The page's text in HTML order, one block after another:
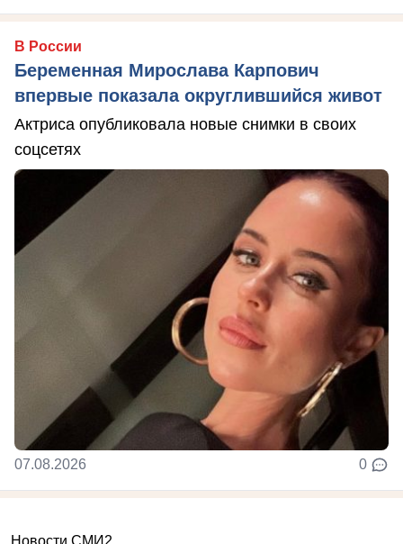
В России
Беременная Мирослава Карпович
впервые показала округлившийся живот
Актриса опубликовала новые снимки в своих
соцсетях
07.08.2026 0